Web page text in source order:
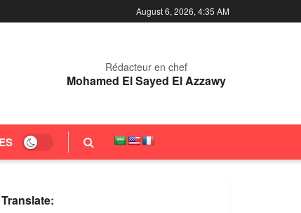
August 6, 2026, 4:35 AM
Rédacteur en chef
Mohamed El Sayed El Azzawy
Translate: